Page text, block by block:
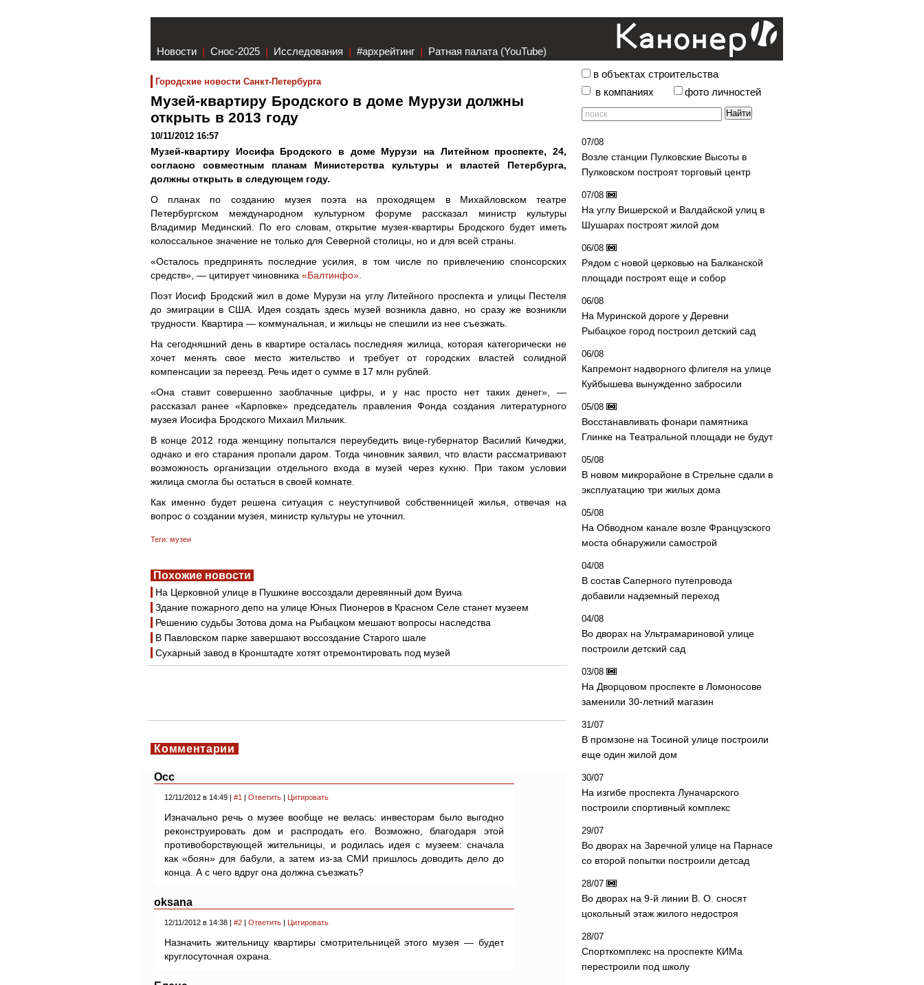
Новости | Снос-2025 | Исследования | #архрейтинг | Ратная палата (YouTube)
Городские новости Санкт-Петербурга
Музей-квартиру Бродского в доме Мурузи должны
открыть в 2013 году
10/11/2012 16:57
Музей-квартиру Иосифа Бродского в доме Мурузи на Литейном проспекте, 24,
согласно совместным планам Министерства культуры и властей Петербурга,
должны открыть в следующем году.
О планах по созданию музея поэта на проходящем в Михайловском театре
Петербургском международном культурном форуме рассказал министр культуры
Владимир Мединский. По его словам, открытие музея-квартиры Бродского будет иметь
колоссальное значение не только для Северной столицы, но и для всей страны.
«Осталось предпринять последние усилия, в том числе по привлечению спонсорских
средств», — цитирует чиновника «Балтинфо»
Поэт Иосиф Бродский жил в доме Мурузи на углу Литейного проспекта и улицы Пестеля
до эмиграции в США. Идея создать здесь музей возникла давно, но сразу же возникли
трудности. Квартира — коммунальная, и жильцы не спешили из нее съезжать.
На сегодняшний день в квартире осталась последняя жилица, которая категорически не
хочет менять свое место жительство и требует от городских властей солидной
компенсации за переезд. Речь идет о сумме в 17 млн рублей.
«Она ставит совершенно заоблачные цифры, и у нас просто нет таких денег», —
рассказал ранее «Карповке» председатель правления Фонда создания литературного
музея Иосифа Бродского Михаил Мильчик.
В конце 2012 года женщину попытался переубедить вице-губернатор Василий Кичеджи,
однако и его старания пропали даром. Тогда чиновник заявил, что власти рассматривают
возможность организации отдельного входа в музей через кухню. При таком условии
жилица смогла бы остаться в своей комнате.
Как именно будет решена ситуация с неуступчивой собственницей жилья, отвечая на
вопрос о создании музея, министр культуры не уточнил.
Теги: музеи
Похожие новости
На Церковной улице в Пушкине воссоздали деревянный дом Вуича
Здание пожарного депо на улице Юных Пионеров в Красном Селе станет музеем
Решению судьбы Зотова дома на Рыбацком мешают вопросы наследства
В Павловском парке завершают воссоздание Старого шале
Сухарный завод в Кронштадте хотят отремонтировать под музей
Комментарии
Осс
12/11/2012 в 14:49 | #1 | Ответить | Цитировать
Изначально речь о музее вообще не велась: инвесторам было выгодно
реконструировать дом и распродать его. Возможно, благодаря этой
противоборствующей жительницы, и родилась идея с музеем: сначала
как «боян» для бабули, а затем из-за СМИ пришлось доводить дело до
конца. А с чего вдруг она должна съезжать?
oksana
12/11/2012 в 14:38 | #2 | Ответить | Цитировать
Назначить жительницу квартиры смотрительницей этого музея — будет
круглосуточная охрана.
в объектах строительства
в компаниях
фото личностей
07/08
Возле станции Пулковские Высоты в
Пулковском построят торговый центр
07/08
На углу Вишерской и Валдайской улиц в
Шушарах построят жилой дом
06/08
Рядом с новой церковью на Балканской
площади построят еще и собор
06/08
На Муринской дороге у Деревни
Рыбацкое город построил детский сад
06/08
Капремонт надворного флигеля на улице
Куйбышева вынужденно забросили
05/08
Восстанавливать фонари памятника
Глинке на Театральной площади не будут
05/08
В новом микрорайоне в Стрельне сдали в
эксплуатацию три жилых дома
05/08
На Обводном канале возле Французского
моста обнаружили самострой
04/08
В состав Саперного путепровода
добавили надземный переход
04/08
Во дворах на Ультрамариновой улице
построили детский сад
03/08
На Дворцовом проспекте в Ломоносове
заменили 30-летний магазин
31/07
В промзоне на Тосиной улице построили
еще один жилой дом
30/07
На изгибе проспекта Луначарского
построили спортивный комплекс
29/07
Во дворах на Заречной улице на Парнасе
со второй попытки построили детсад
28/07
Во дворах на 9-й линии В. О. сносят
цокольный этаж жилого недостроя
28/07
Спорткомплекс на проспекте КИМа
перестроили под школу